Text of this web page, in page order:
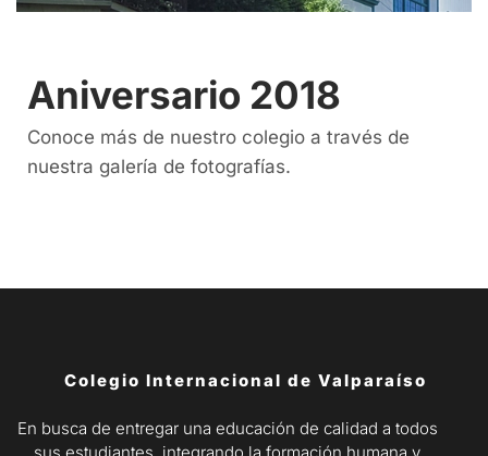
Aniversario 2018
Conoce más de nuestro colegio a través de
nuestra galería de fotografías.
Colegio Internacional de Valparaíso
En busca de entregar una educación de calidad a todos